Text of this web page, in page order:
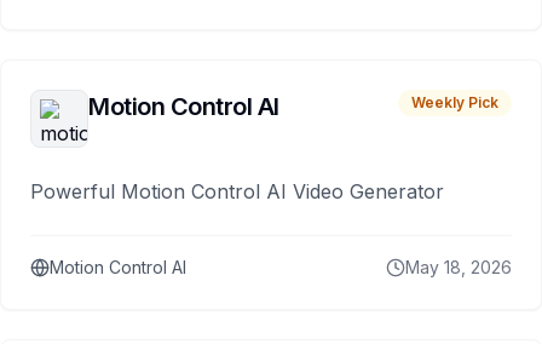
Motion Control AI Weekly Pick
Powerful Motion Control AI Video Generator
Motion Control AI May 18, 2026